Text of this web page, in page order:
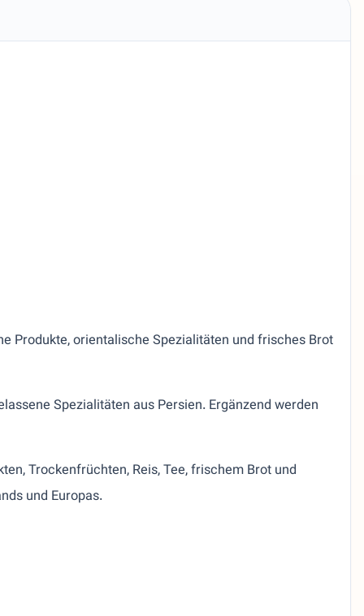
Produkte, orientalische Spezialitäten und frisches Brot
Spezialitäten aus Persien. Ergänzend werden
Trockenfrüchten, Reis, Tee, frischem Brot und
und Europas.